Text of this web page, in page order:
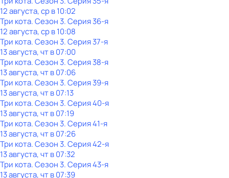
12 августа, ср в 10:02
Три кота. Сезон 3. Серия 36-я
12 августа, ср в 10:08
Три кота. Сезон 3. Серия 37-я
13 августа, чт в 07:00
Три кота. Сезон 3. Серия 38-я
13 августа, чт в 07:06
Три кота. Сезон 3. Серия 39-я
13 августа, чт в 07:13
Три кота. Сезон 3. Серия 40-я
13 августа, чт в 07:19
Три кота. Сезон 3. Серия 41-я
13 августа, чт в 07:26
Три кота. Сезон 3. Серия 42-я
13 августа, чт в 07:32
Три кота. Сезон 3. Серия 43-я
13 августа, чт в 07:39